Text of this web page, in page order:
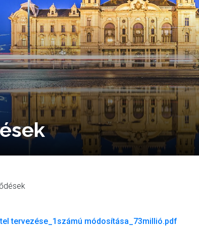
tervezése_1számú módosítása_73millió.pdf